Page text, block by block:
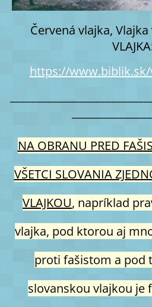
Červená vlajka,
https://
NA OBRANU PRED
VŠETCI SLOVANIA
VLAJKOU, napríklad
vlajka, pod ktorou aj
proti fašistom a pod
slovanskou vlajkou je